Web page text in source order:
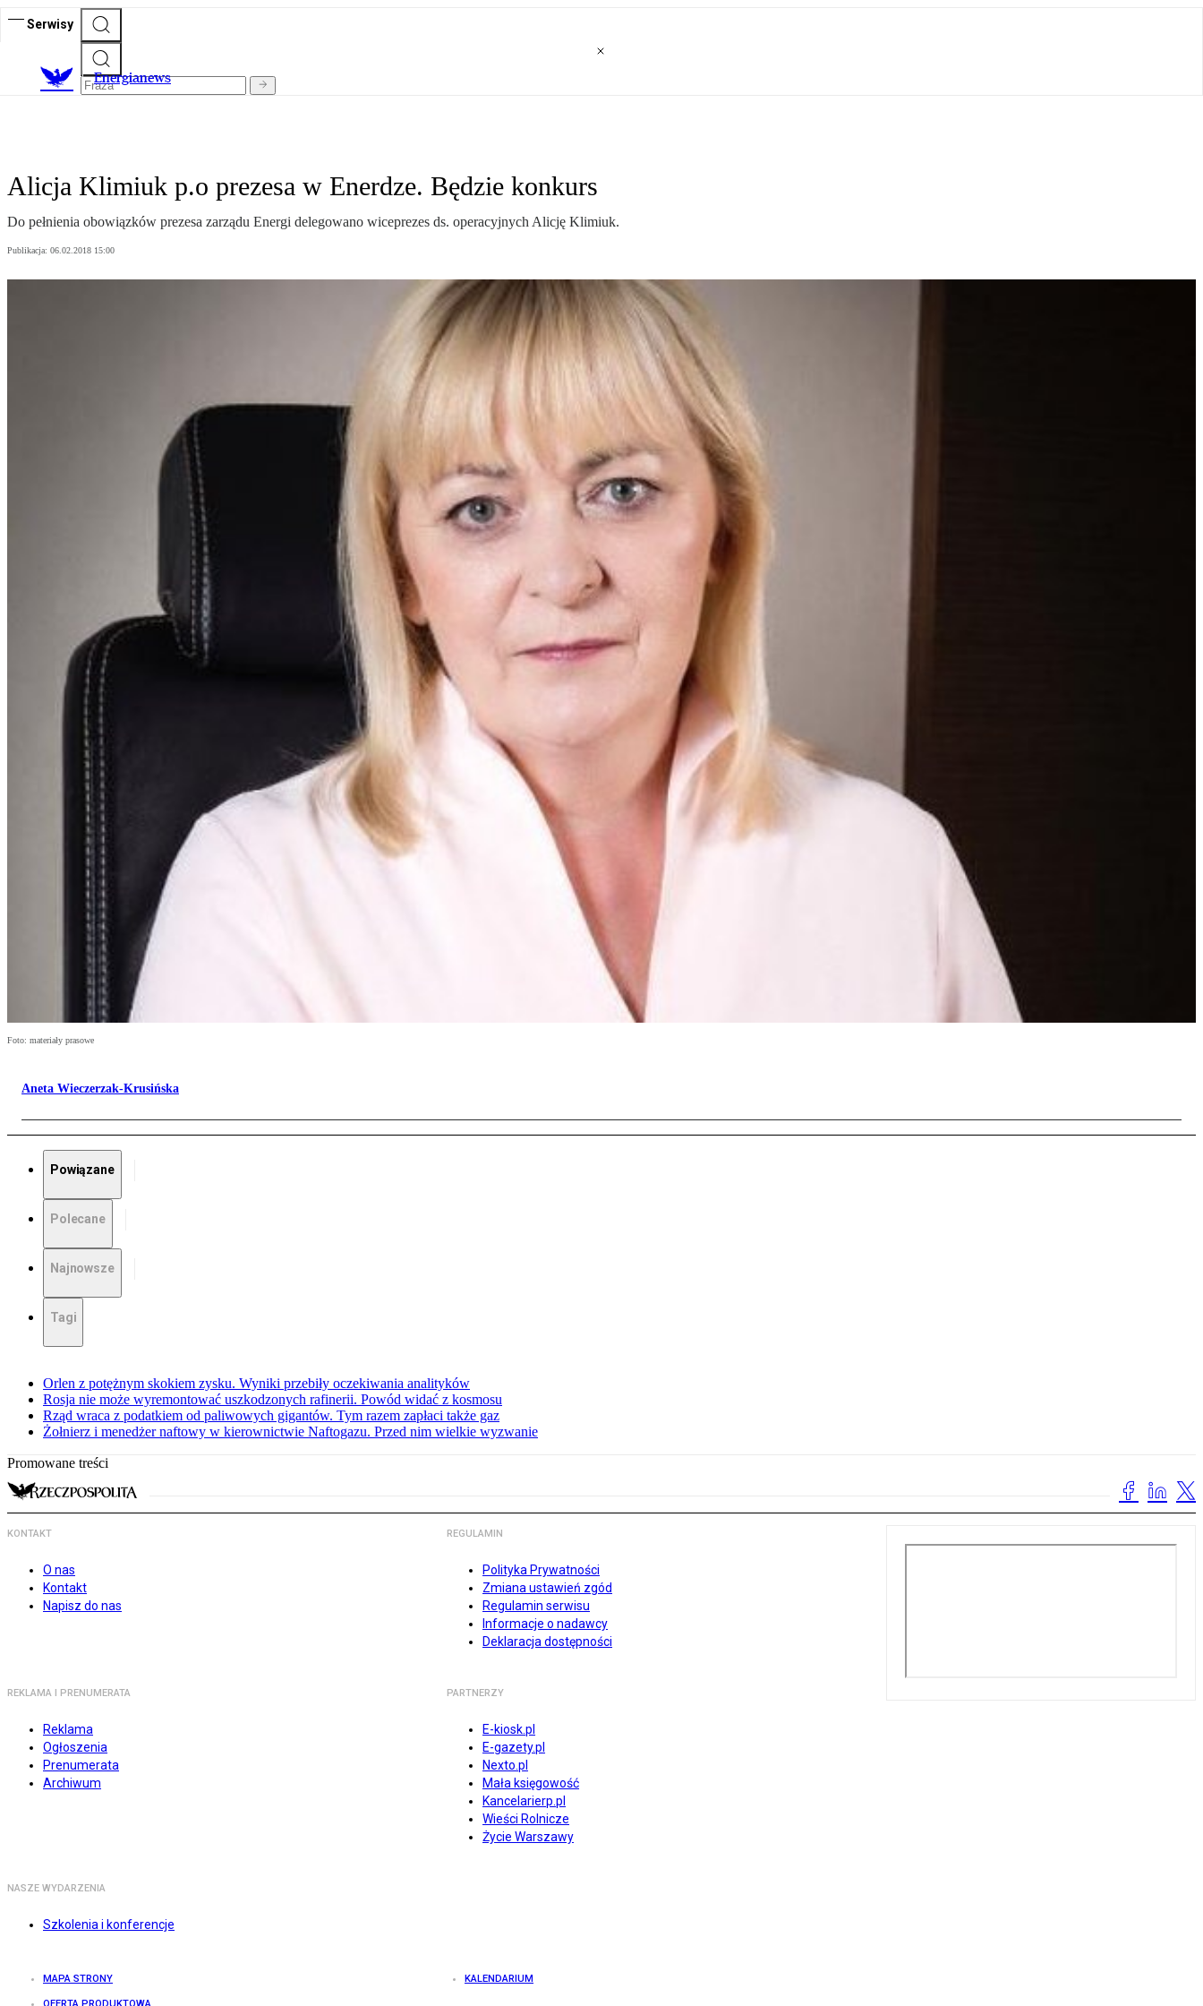
Serwisy
Energianews
Alicja Klimiuk p.o prezesa w Enerdze. Będzie konkurs
Do pełnienia obowiązków prezesa zarządu Energi delegowano wiceprezes ds. operacyjnych Alicję Klimiuk.
Publikacja: 06.02.2018 15:00
Foto: materiały prasowe
Aneta Wieczerzak-Krusińska
Powiązane
Polecane
Najnowsze
Tagi
Orlen z potężnym skokiem zysku. Wyniki przebiły oczekiwania analityków
Rosja nie może wyremontować uszkodzonych rafinerii. Powód widać z kosmosu
Rząd wraca z podatkiem od paliwowych gigantów. Tym razem zapłaci także gaz
Żołnierz i menedżer naftowy w kierownictwie Naftogazu. Przed nim wielkie wyzwanie
Promowane treści
KONTAKT
O nas
Kontakt
Napisz do nas
REGULAMIN
Polityka Prywatności
Zmiana ustawień zgód
Regulamin serwisu
Informacje o nadawcy
Deklaracja dostępności
REKLAMA I PRENUMERATA
Reklama
Ogłoszenia
Prenumerata
Archiwum
PARTNERZY
E-kiosk.pl
E-gazety.pl
Nexto.pl
Mała księgowość
Kancelarierp.pl
Wieści Rolnicze
Życie Warszawy
NASZE WYDARZENIA
Szkolenia i konferencje
MAPA STRONY KALENDARIUM